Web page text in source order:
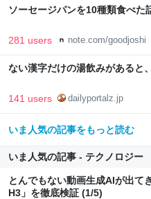
ソーセージパンを10種類食べた
281 users note.com/goodjoshi
ない漢字だけの湯飲みがあると
141 users dailyportalz.jp
いま人気の記事をもっと読む
いま人気の記事 - テクノロジー
とんでもない動画生成AIが出
H3」を徹底検証 (1/5)